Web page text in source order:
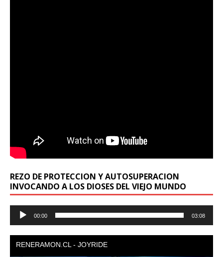
REZO DE PROTECCION Y AUTOSUPERACION
INVOCANDO A LOS DIOSES DEL VIEJO MUNDO
Reproductor
00:00 03:08